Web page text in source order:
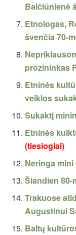
Balčiūnienė
Etnologas,
švenčia 70-
prozininkas
Etninės
veiklos
Sukaktį
Etninės
(tiesiogiai)
Neringa
Šiandien
Trakuose
Augustinui
Baltų